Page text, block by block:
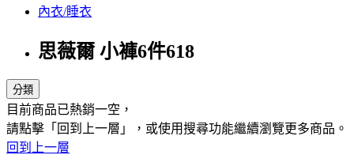
內衣/睡衣
思薇爾 小褲6件618
分類
目前商品已熱銷一空，
請點擊「回到上一層」，或使用搜尋功能繼續瀏覽更多商品。
回到上一層